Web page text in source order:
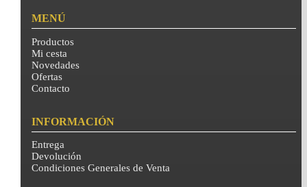
MENÚ
Productos
Mi cesta
Novedades
Ofertas
Contacto
INFORMACIÓN
Entrega
Devolución
Condiciones Generales de Venta